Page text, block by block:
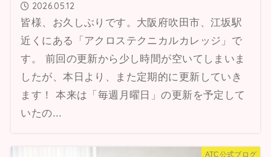
2026.05.12
皆様、お久しぶりです。大阪府吹田市、江坂駅
近くにある「アクロステクニカルカレッジ」で
す。 前回の更新から少し時間が空いてしまいま
したが、本日より、また定期的に更新していき
ます！ 本来は「毎週月曜日」の更新を予定して
いたの...
ATC公式ブログ